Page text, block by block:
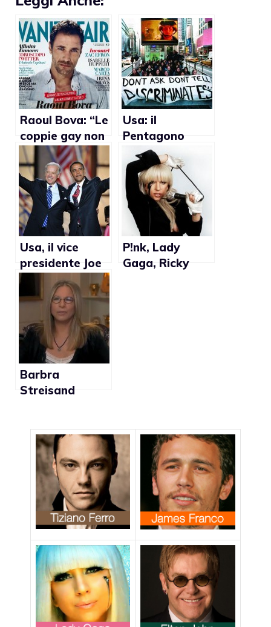
Raoul Bova: “Le
coppie gay non
sono coppie di
serie B”
Usa: il
Pentagono
annuncia la fine
del Don’t ask
don’t tell
Usa, il vice
presidente Joe
Biden: “I
matrimoni gay
saranno
inevitabili”
P!nk, Lady
Gaga, Ricky
Barbra
Streisand
mancata
abolizione del
DADT (video)